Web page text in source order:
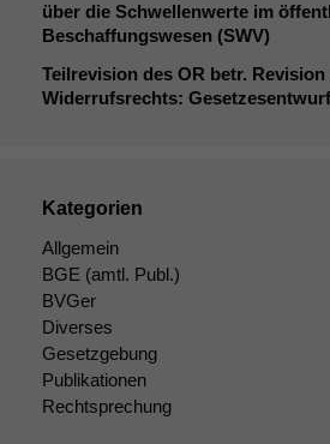
über die Schwellenwerte im
Beschaffungswesen (SWV)
Teilrevision des OR betr. Revision
Widerrufsrechts: Gesetzesentwurf
Kategorien
Allgemein
BGE (amtl. Publ.)
BVGer
Diverses
Gesetzgebung
Publikationen
Rechtsprechung